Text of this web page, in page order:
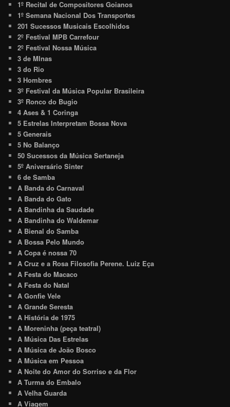
1º Recital de Compositores Goianos
1º Semana Nacional Dos Transportes
201 Sucessos Musicais Escolhidos
2º Festival MPB Carrefour
2º Festival Nossa Música
3 de MInas
3 do Rio
3 Hombres
3º Festival da Música Popular Brasileira
3º Ronco do Bugio
4 Ases & 1 Coringa
5 Estrelas Interpretam Bossa Nova
5 Generais
5 No Balanço
50 Sucessos da Música Sertaneja
5º Aniversário Sinter
6 de Samba
A Banda do Carnaval
A Banda do Gato
A Bandinha da Saudade
A Bandinha do Waldemar
A Bienal do Samba
A Bossa Pelo Mundo
A Copa é nossa 70
A Cruz e a Rosa Filosofia Perene. Luiz Eça
A Festa do Macaco
A Festa do Natal
A Gonfie Vele
A Grande Seresta
A História de 1975
A Moreninha (peça teatral)
A Música Das Estrelas
A Música de João Bosco
A Música em Pessoa
A Noite do Amor do Sorriso e da Flor
A Turma do Embalo
A Velha Guarda
A Viagem